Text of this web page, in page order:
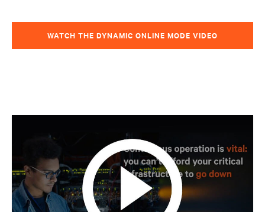
WATCH THE DYNAMIC ONLINE MODE VIDEO